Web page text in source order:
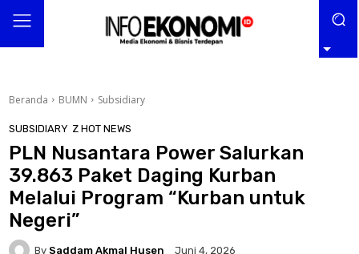
Beranda BUMN Subsidiary
SUBSIDIARY Z HOT NEWS
PLN Nusantara Power Salurkan
39.863 Paket Daging Kurban
Melalui Program “Kurban untuk
Negeri”
By Saddam Akmal Husen Juni 4, 2026